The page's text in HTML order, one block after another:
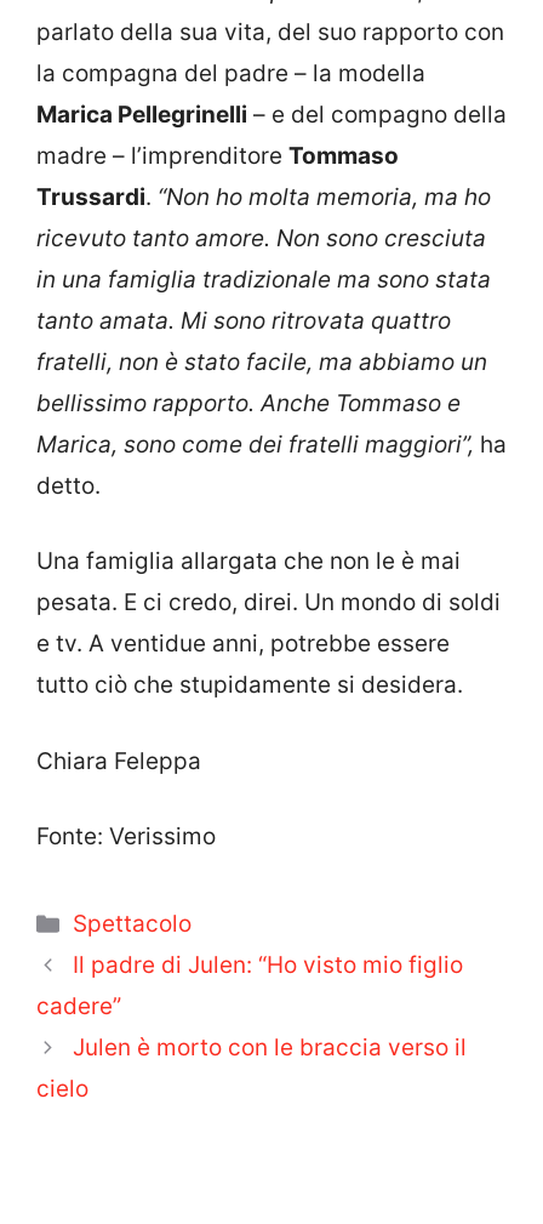
parlato della sua vita, del suo rapporto con
la compagna del padre – la modella
Marica Pellegrinelli – e del compagno della
madre – l’imprenditore Tommaso
Trussardi. “Non ho molta memoria, ma ho
ricevuto tanto amore. Non sono cresciuta
in una famiglia tradizionale ma sono stata
tanto amata. Mi sono ritrovata quattro
fratelli, non è stato facile, ma abbiamo un
bellissimo rapporto. Anche Tommaso e
Marica, sono come dei fratelli maggiori”, ha
detto.
Una famiglia allargata che non le è mai
pesata. E ci credo, direi. Un mondo di soldi
e tv. A ventidue anni, potrebbe essere
tutto ciò che stupidamente si desidera.
Chiara Feleppa
Fonte: Verissimo
Categorie
Spettacolo
Il padre di Julen: “Ho visto mio figlio
cadere”
Julen è morto con le braccia verso il
cielo